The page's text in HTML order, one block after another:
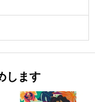
します